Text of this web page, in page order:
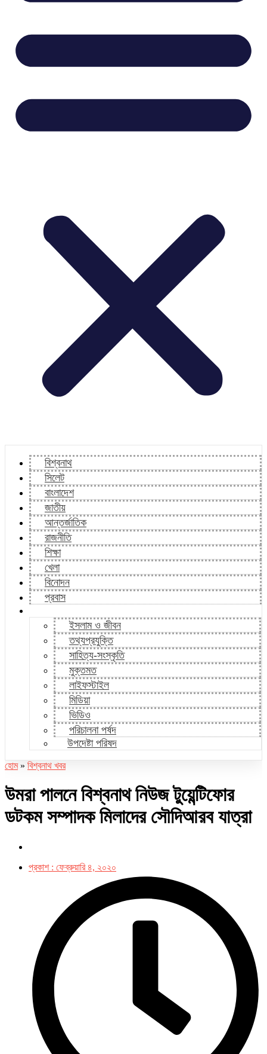
বিশ্বনাথ
সিলেট
বাংলাদেশ
জাতীয়
আন্তর্জাতিক
রাজনীতি
শিক্ষা
খেলা
বিনোদন
প্রবাস
ইসলাম ও জীবন
তথ্যপ্রযুক্তি
সাহিত্য-সংস্কৃতি
মুক্তমত
লাইফস্টাইল
মিডিয়া
ভিডিও
পরিচালনা পর্ষদ
উপদেষ্টা পরিষদ
হোম» বিশ্বনাথ খবর
উমরা পালনে বিশ্বনাথ নিউজ টুয়েন্টিফোর
ডটকম সম্পাদক মিলাদের সৌদিআরব যাত্রা
প্রকাশ : ফেব্রুয়ারি ৪, ২০২০